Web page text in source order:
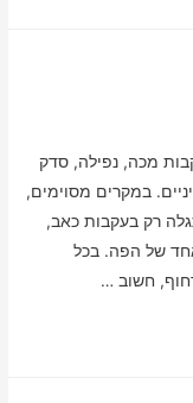
מכה, נפילה, סדק
במקרים מסוימים,
רק בעקבות כאב,
של הפה. בכל
חשוב …